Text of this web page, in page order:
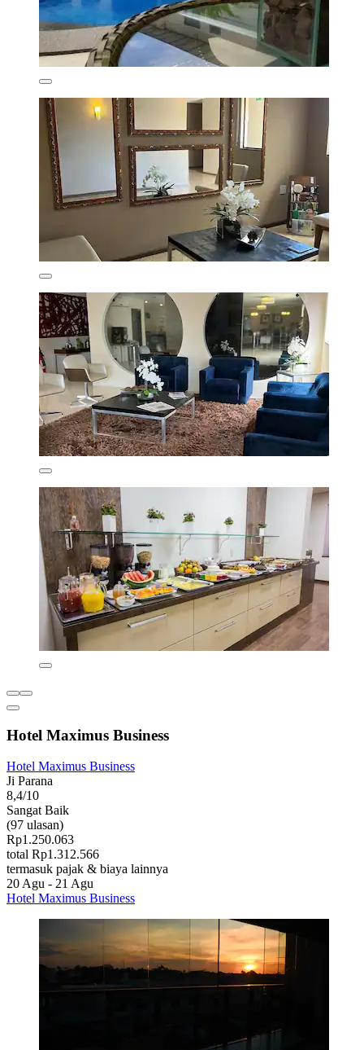
Hotel Maximus Business
Hotel Maximus Business
Ji Parana
8,4/10
Sangat Baik
(97 ulasan)
Rp1.250.063
total Rp1.312.566
termasuk pajak & biaya lainnya
20 Agu - 21 Agu
Hotel Maximus Business